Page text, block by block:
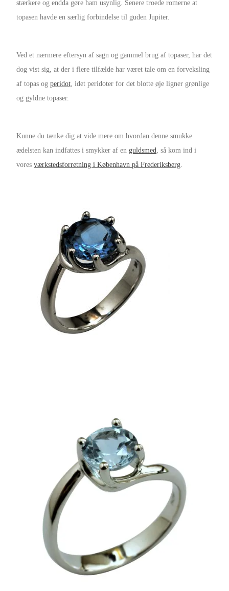
stærkere og endda gøre ham usynlig. Senere troede romerne at
topasen havde en særlig forbindelse til guden Jupiter.
Ved et nærmere eftersyn af sagn og gammel brug af topaser, har det
dog vist sig, at der i flere tilfælde har været tale om en forveksling
af topas og peridot , idet peridoter for det blotte øje ligner grønlige
og gyldne topaser.
Kunne du tænke dig at vide mere om hvordan denne smukke
ædelsten kan indfattes i smykker af en guldsmed , så kom ind i
vores værkstedsforretning i København på Frederiksberg